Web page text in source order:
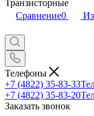
Транзисторные
Сравнение0
Телефоны
+7 (4822) 35-83-33
+7 (4822) 35-83-20
Заказать звонок